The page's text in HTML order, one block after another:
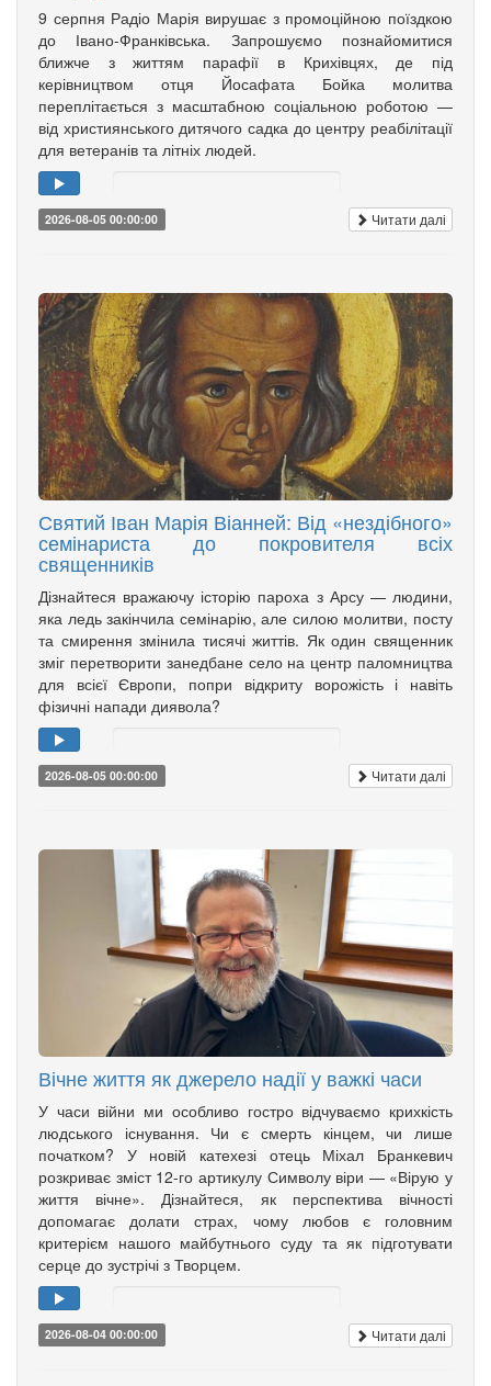
9 серпня Радіо Марія вирушає з промоційною поїздкою
до Івано-Франківська. Запрошуємо познайомитися
ближче з життям парафії в Крихівцях, де під
керівництвом отця Йосафата Бойка молитва
переплітається з масштабною соціальною роботою —
від християнського дитячого садка до центру реабілітації
для ветеранів та літніх людей.
2026-08-05 00:00:00 Читати далі
Святий Іван Марія Віанней: Від «нездібного»
семінариста до покровителя всіх
священників
Дізнайтеся вражаючу історію пароха з Арсу — людини,
яка ледь закінчила семінарію, але силою молитви, посту
та смирення змінила тисячі життів. Як один священник
зміг перетворити занедбане село на центр паломництва
для всієї Європи, попри відкриту ворожість і навіть
фізичні напади диявола?
2026-08-05 00:00:00 Читати далі
Вічне життя як джерело надії у важкі часи
У часи війни ми особливо гостро відчуваємо крихкість
людського існування. Чи є смерть кінцем, чи лише
початком? У новій катехезі отець Міхал Бранкевич
розкриває зміст 12-го артикулу Символу віри — «Вірую у
життя вічне». Дізнайтеся, як перспектива вічності
допомагає долати страх, чому любов є головним
критерієм нашого майбутнього суду та як підготувати
серце до зустрічі з Творцем.
2026-08-04 00:00:00 Читати далі